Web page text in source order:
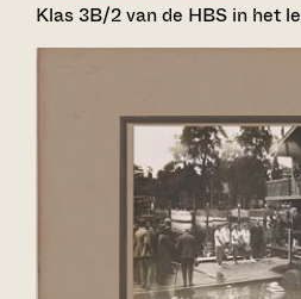
Klas 3B/2 van de HBS in het